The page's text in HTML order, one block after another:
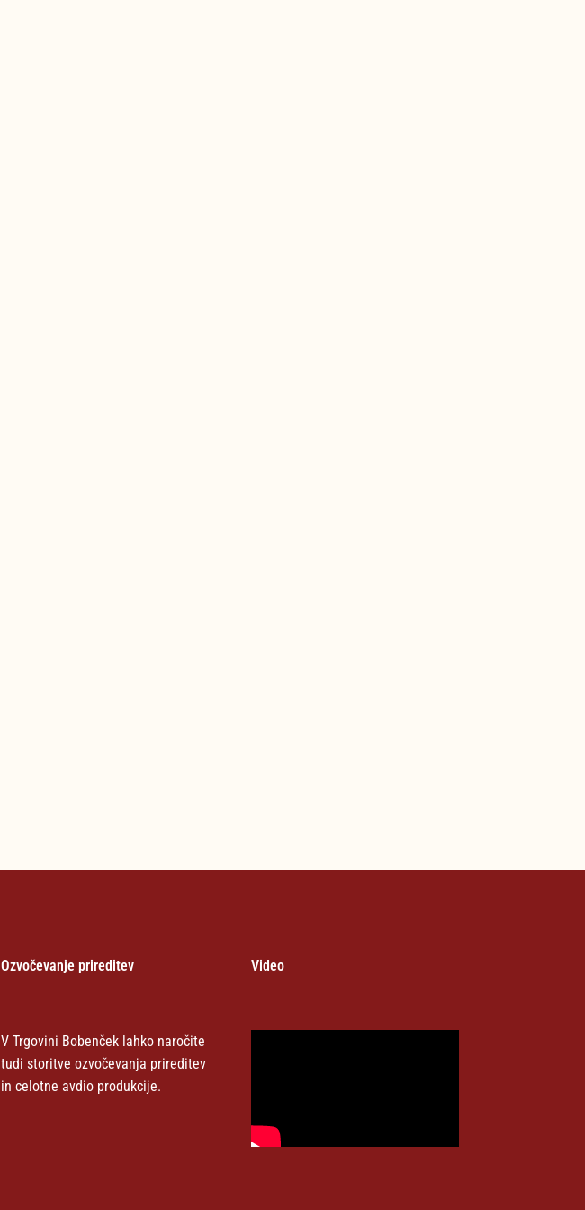
Ozvočevanje prireditev
V Trgovini Bobenček lahko naročite
tudi storitve ozvočevanja prireditev
in celotne avdio produkcije.
Video